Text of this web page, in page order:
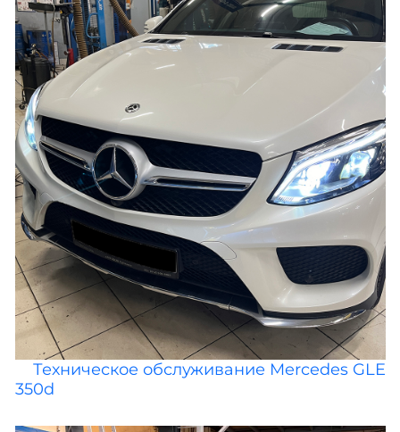
Техническое обслуживание Mercedes GLE
350d